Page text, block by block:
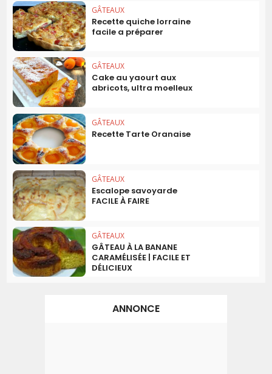
GÂTEAUX
Recette quiche lorraine
facile a préparer
GÂTEAUX
Cake au yaourt aux
abricots, ultra moelleux
GÂTEAUX
Recette Tarte Oranaise
GÂTEAUX
Escalope savoyarde
FACILE À FAIRE
GÂTEAUX
GÂTEAU À LA BANANE
CARAMÉLISÉE | FACILE ET
DÉLICIEUX
ANNONCE